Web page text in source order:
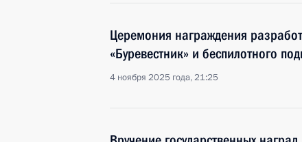
Церемония награждения
«Буревестник» и беспилотного
4 ноября 2025 года, 21:25